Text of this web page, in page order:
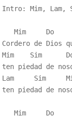
Intro: Mim, Lam,
Mim
Cordero de Dios
Mim
ten piedad de
Lam
ten piedad de
Mim